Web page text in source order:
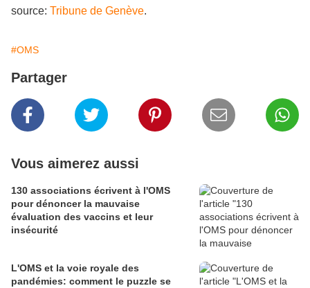
source: Tribune de Genève.
#OMS
Partager
Vous aimerez aussi
130 associations écrivent à l'OMS
pour dénoncer la mauvaise
évaluation des vaccins et leur
insécurité
L'OMS et la voie royale des
pandémies: comment le puzzle se